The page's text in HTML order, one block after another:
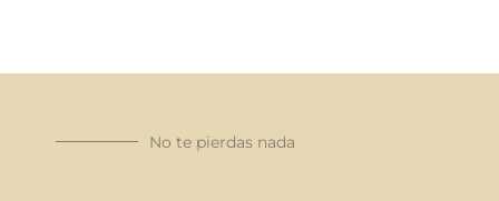
No te pierdas nada